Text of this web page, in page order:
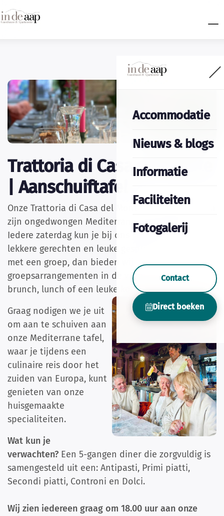
Accommodatie
Nieuws & blogs
Informatie
Faciliteiten
Fotogalerij
Contact
Direct boeken
Trattoria di Casa del Monte
| Aanschuiftafel
Onze Trattoria di Casa del Monte staat bekend om
zijn ongedwongen Mediterrane aanschuiftafel.
Iedere zaterdag kun je bij ons genieten van
lekkere gerechten en leuke gesprekken. Logeer je
met een groep, dan bieden wij
groepsarrangementen in de vorm van diner,
brunch, lunch of een leuke kookworkshop.
Graag nodigen we je uit
om aan te schuiven aan
onze Mediterrane tafel,
waar je tijdens een
culinaire reis door het
zuiden van Europa, kunt
genieten van onze
huisgemaakte
specialiteiten.
Wat kun je
verwachten? Een 5-gangen diner die zorgvuldig is
samengesteld uit een: Antipasti, Primi piatti,
Secondi piatti, Controni en Dolci.
Wij zien iedereen graag om 18.00 uur aan onze